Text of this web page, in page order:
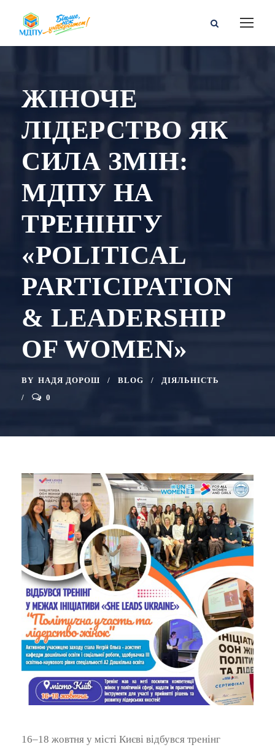
ЖІНОЧЕ
ЛІДЕРСТВО ЯК
СИЛА ЗМІН:
МДПУ НА
ТРЕНІНГУ
«POLITICAL
PARTICIPATION
& LEADERSHIP
OF WOMEN»
BY НАДЯ ДОРОШ BLOG
ДІЯЛЬНІСТЬ
0
16–18 жовтня у місті Києві відбувся тренінг